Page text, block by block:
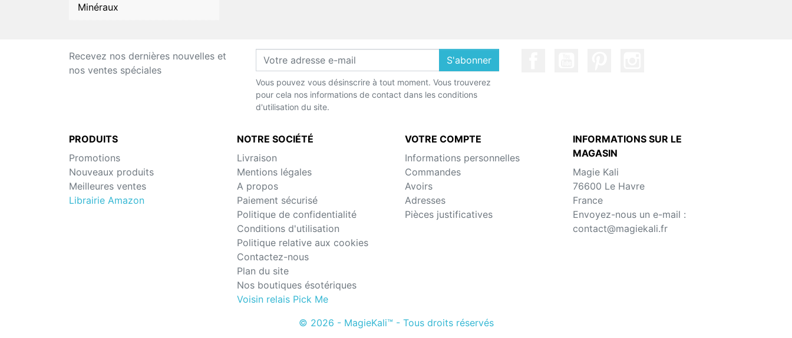
Minéraux
Recevez nos dernières nouvelles et
nos ventes spéciales
S'abonner
Vous pouvez vous désinscrire à tout moment. Vous trouverez
pour cela nos informations de contact dans les conditions
d'utilisation du site.
PRODUITS
Promotions
Nouveaux produits
Meilleures ventes
Librairie Amazon
NOTRE SOCIÉTÉ
Livraison
Mentions légales
A propos
Paiement sécurisé
Politique de confidentialité
Conditions d'utilisation
Politique relative aux cookies
Contactez-nous
Plan du site
Nos boutiques ésotériques
Voisin relais Pick Me
VOTRE COMPTE
Informations personnelles
Commandes
Avoirs
Adresses
Pièces justificatives
INFORMATIONS SUR LE
MAGASIN
Magie Kali
76600 Le Havre
France
Envoyez-nous un e-mail :
contact@magiekali.fr
© 2026 - MagieKali™ - Tous droits réservés